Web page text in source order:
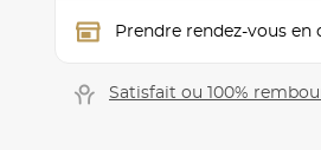
Prendre rendez-vous en
Satisfait ou 100%